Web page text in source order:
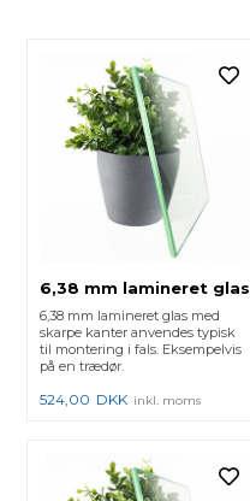
6,38 mm lamineret glas
6,38 mm lamineret glas med
skarpe kanter anvendes typisk
til montering i fals. Eksempelvis
på en trædør.
524,00 DKK inkl. moms